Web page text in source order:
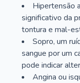
Hipertensão
significativo da
tontura e mal-
Sopro, um
sangue por um
pode indicar
Angina ou